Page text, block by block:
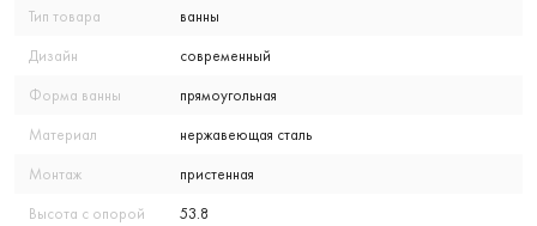
Тип товара ванны
Дизайн современный
Форма ванны прямоугольная
Материал нержавеющая сталь
Монтаж пристенная
Высота с опорой 53.8